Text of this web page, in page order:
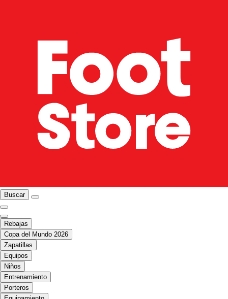
Buscar
Rebajas
Copa del Mundo 2026
Zapatillas
Equipos
Niños
Entrenamiento
Porteros